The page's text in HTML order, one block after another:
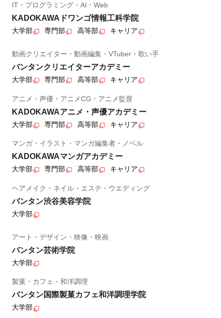
IT・プログラミング・AI・Web
KADOKAWAドワンゴ情報工科学院
大学部 専門部 高等部 キャリア
動画クリエイター・動画編集・VTuber・歌い手
バンタンクリエイターアカデミー
大学部 専門部 高等部 キャリア
アニメ・声優・アニメCG・アニメ監督
KADOKAWAアニメ・声優アカデミー
大学部 専門部 高等部 キャリア
マンガ・イラスト・マンガ編集者・ノベル
KADOKAWAマンガアカデミー
大学部 専門部 高等部 キャリア
ヘアメイク・ネイル・エステ・ウエディング
バンタン渋谷美容学院
大学部
アート・デザイン・映像・映画
バンタン芸術学院
大学部
製菓・カフェ・和洋調理
バンタン国際製菓カフェ和洋調理学院
大学部